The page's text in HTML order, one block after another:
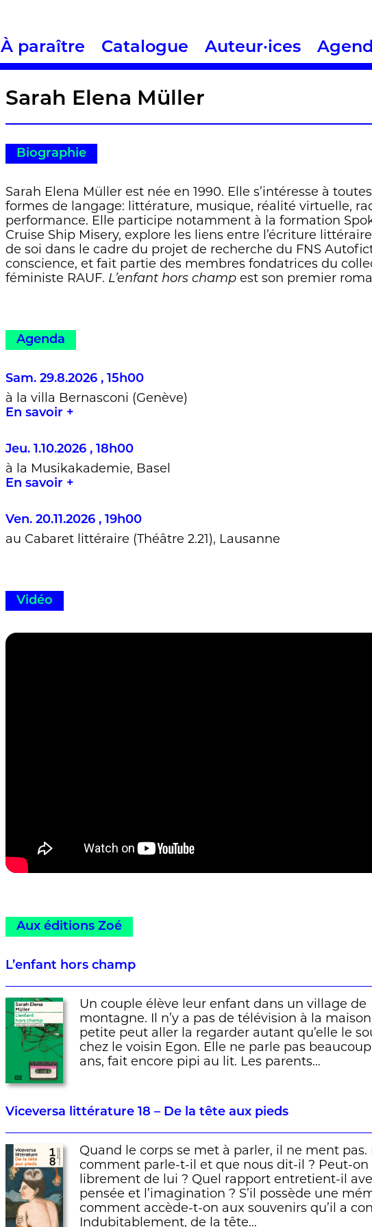
À paraître Catalogue Auteur·ices
Sarah Elena Müller
Biographie
Sarah Elena Müller est née en 1990. Elle s’intéresse à
formes de langage: littérature, musique, réalité virtuelle,
performance. Elle participe notamment à la formation
Cruise Ship Misery, explore les liens entre l’écriture
de soi dans le cadre du projet de recherche du FNS
conscience, et fait partie des membres fondatrices du
féministe RAUF. L’enfant hors champ est son premier
Agenda
Sam. 29.8.2026 , 15h00
à la villa Bernasconi (Genève)
En savoir +
Jeu. 1.10.2026 , 18h00
à la Musikakademie, Basel
En savoir +
Ven. 20.11.2026 , 19h00
au Cabaret littéraire (Théâtre 2.21), Lausanne
Vidéo
Aux éditions Zoé
L’enfant hors champ
Un couple élève leur enfant dans un village de
montagne. Il n’y a pas de télévision à la
petite peut aller la regarder autant qu’elle le
chez le voisin Egon. Elle ne parle pas
ans, fait encore pipi au lit. Les parents…
Viceversa littérature 18 – De la tête aux pieds
Quand le corps se met à parler, il ne ment pas.
comment parle-t-il et que nous dit-il ? Peut-on
librement de lui ? Quel rapport entretient-il
pensée et l’imagination ? S’il possède une
comment accède-t-on aux souvenirs qu’il a
Indubitablement, de la tête…